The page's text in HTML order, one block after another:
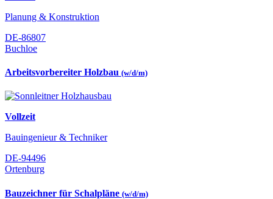
Planung & Konstruktion
DE-86807
Buchloe
Arbeitsvorbereiter Holzbau (w/d/m)
Vollzeit
Bauingenieur & Techniker
DE-94496
Ortenburg
Bauzeichner für Schalpläne (w/d/m)